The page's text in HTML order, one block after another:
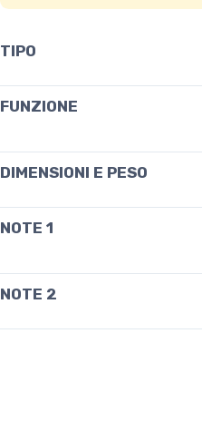
TIPO
FUNZIONE
DIMENSIONI E PESO
NOTE 1
NOTE 2